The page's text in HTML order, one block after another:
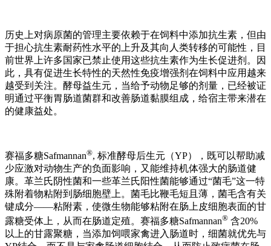
历史上对病原菌的管理主要依赖于在饲料中添加抗生素，但由
于担心抗生素耐药性水平的上升及其向人类转移的可能性，目
前世界上许多国家已禁止使用这些抗生素作为生长促进剂。因
此，具有促进生长特性的天然性免疫增强剂在饲料中应用越来
越受到关注。酵母益生元，当给予动物足够的剂量，已经被证
明通过平衡胃肠道菌群和改善肠道黏膜组成，给宿主带来潜在
的健康益处。
赛福多糖Safmannan®, 标准酵母后生元（YP），既可以帮助减
少应激对动物生产的负面影响，又能维持机体强大的肠道健
康。革兰氏阴性菌和一些革兰氏阳性菌能够通过“菌毛”这一特
殊附着物粘附到肠细胞壁上。菌毛比鞭毛短且薄，菌毛含有关
键成分——粘附素，使微生物能够粘附在肠上皮细胞表面的甘
露糖受体上，从而在肠道定殖。赛福多糖Safmannan® 含20%
以上的甘露聚糖，当添加饲喂家禽进入肠道时，细菌就优先与